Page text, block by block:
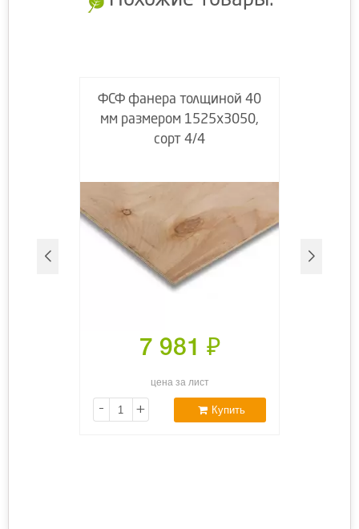
ФСФ фанера толщиной 40
мм размером 1525х3050,
сорт 4/4
7 981 ₽
цена за лист
- + Купить